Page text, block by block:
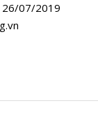
26/07/2019